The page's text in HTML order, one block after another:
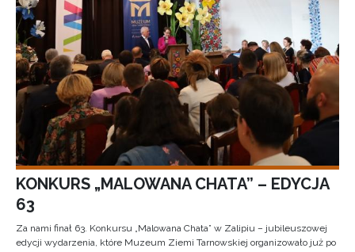
KONKURS „MALOWANA CHATA” – EDYCJA
63
Za nami finał 63. Konkursu „Malowana Chata” w Zalipiu – jubileuszowej
edycji wydarzenia, które Muzeum Ziemi Tarnowskiej organizowało już po